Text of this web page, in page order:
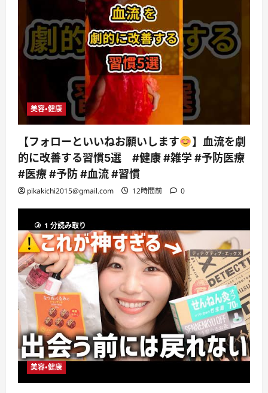
美容・健康
【フォローといいねお願いします
】血流を劇
的に改善する習慣5選 #健康 #雑学 #予防医療
#医療 #予防 #血流 #習慣
pikakichi2015@gmail.com 12時間前 0
1 分読み取り
美容・健康